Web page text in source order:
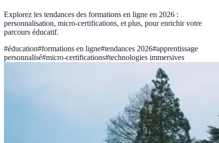
Explorez les tendances des formations en ligne en 2026 :
personnalisation, micro-certifications, et plus, pour enrichir votre
parcours éducatif.
#éducation#formations en ligne#tendances 2026#apprentissage
personnalisé#micro-certifications#technologies immersives